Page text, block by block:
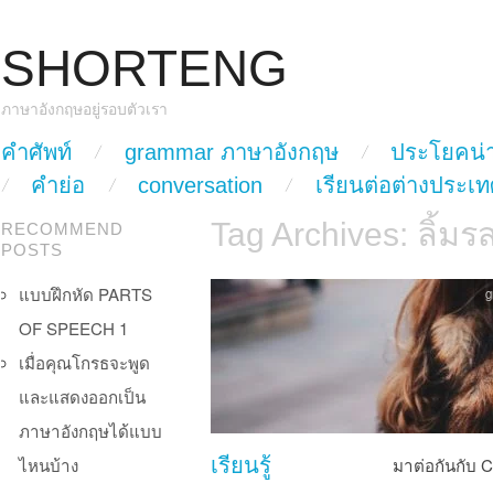
SHORTENG
ภาษาอังกฤษอยู่รอบตัวเรา
Main Menu
skip to content
คำศัพท์ grammar ภาษาอังกฤษ ประโยคน่
คำย่อ
conversation เรียนต่อต่างประเ
Tag Archives: ลิ้มร
เรียนรู้
มาต่อกันกับ
RECOMMEND
POSTS
แบบฝึกหัด PARTS
OF SPEECH 1
เมื่อคุณโกรธจะพูด
และแสดงออกเป็น
ภาษาอังกฤษได้แบบ
ไหนบ้าง